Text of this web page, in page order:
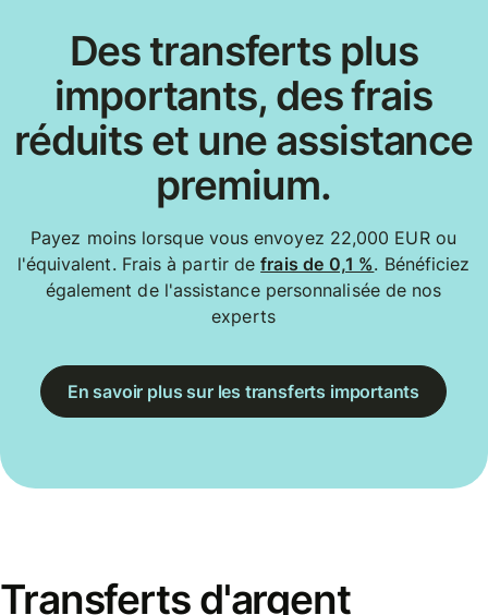
Des transferts plus
importants, des frais
réduits et une assistance
premium.
Payez moins lorsque vous envoyez 22,000 EUR ou
l'équivalent. Frais à partir defrais de 0,1 %. Bénéficiez
également de l'assistance personnalisée de nos
experts
En savoir plus sur les transferts importants
Transferts d'argent